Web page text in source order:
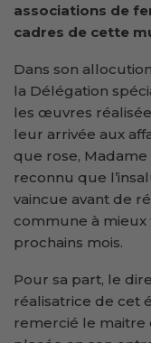
associations de
cadres de cette
Dans son
la Délégation
les œuvres
leur arrivée aux
que rose,
reconnu que
vaincue avant de
commune à mieux
prochains mois.
Pour sa part, le
réalisatrice de cet
remercié le maitre